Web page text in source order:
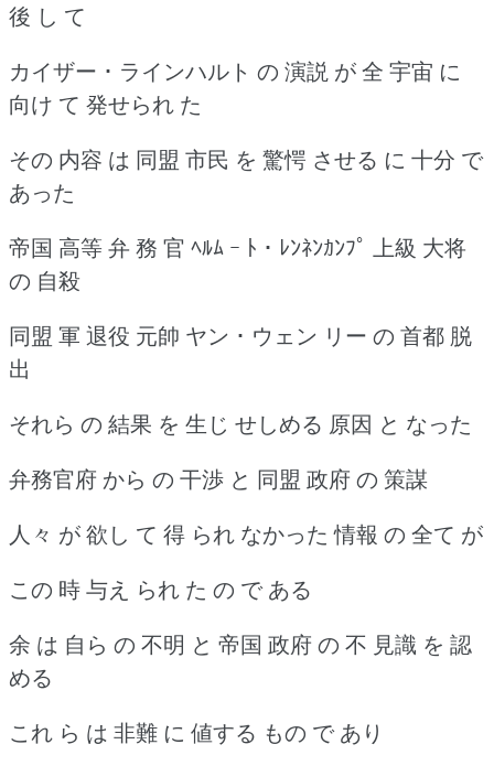
後 し て
カイザー ･ ラインハルト の 演説 が 全 宇宙 に
向け て 発せられ た
その 内容 は 同盟 市民 を 驚愕 させる に 十分 で
あった
帝国 高等 弁 務 官 ﾍﾙﾑ ｰ ﾄ ･ ﾚﾝﾈﾝｶﾝﾌﾟ 上級 大将
の 自殺
同盟 軍 退役 元帥 ヤン ･ ウェン リー の 首都 脱
出
それら の 結果 を 生じ せしめる 原因 と なった
弁務官府 から の 干渉 と 同盟 政府 の 策謀
人々 が 欲し て 得 られ なかった 情報 の 全て が
この 時 与え られ た の で ある
余 は 自ら の 不明 と 帝国 政府 の 不 見識 を 認
める
これ ら は 非難 に 値する もの で あり